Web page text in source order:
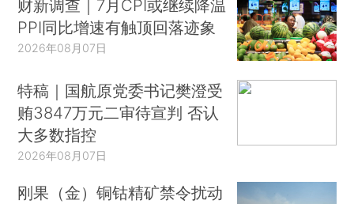
财新调查｜7月CPI或继续降温
PPI同比增速有触顶回落迹象
2026年08月07日
特稿｜国航原党委书记樊澄受
贿3847万元二审待宣判 否认
大多数指控
2026年08月07日
刚果（金）铜钴精矿禁令扰动